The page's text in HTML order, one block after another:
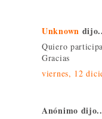
Unknown
Quiero
Gracias
viernes, 12
Anónimo